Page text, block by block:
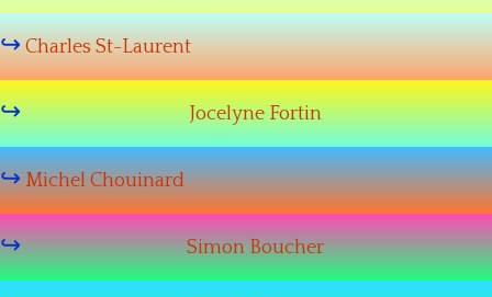
Nos publications ▼
Nous joindre
Charles St-Laurent
Jocelyne Fortin
Michel Chouinard
Simon Boucher